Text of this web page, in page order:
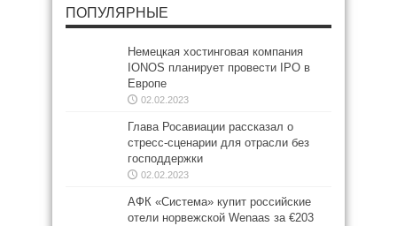
ПОПУЛЯРНЫЕ
Немецкая хостинговая компания
IONOS планирует провести IPO в
Европе
02.02.2023
Глава Росавиации рассказал о
стресс-сценарии для отрасли без
господдержки
02.02.2023
АФК «Система» купит российские
отели норвежской Wenaas за €203